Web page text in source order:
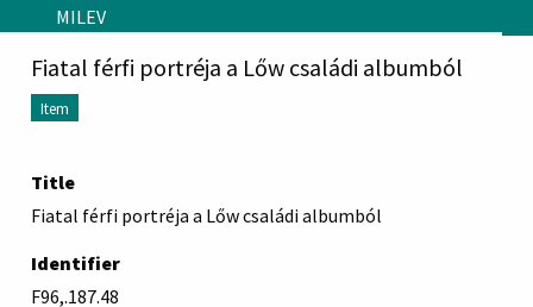
Skip to main content
MILEV
Fiatal férfi portréja a Lőw családi albumból
Item
Title
Fiatal férfi portréja a Lőw családi albumból
Identifier
F96,.187.48